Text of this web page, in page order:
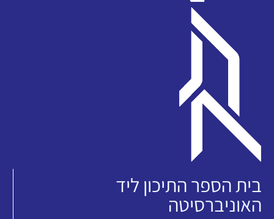
בית הספר התיכון ליד
האוניברסיטה